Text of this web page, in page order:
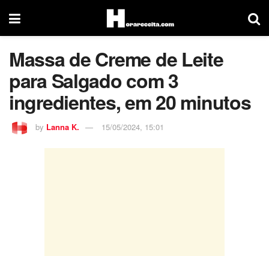
Massa de Creme de Leite
para Salgado com 3
ingredientes, em 20 minutos
by Lanna K. 15/05/2024, 15:01